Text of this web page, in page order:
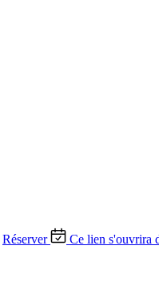
Réserver Ce lien s'ouvrira